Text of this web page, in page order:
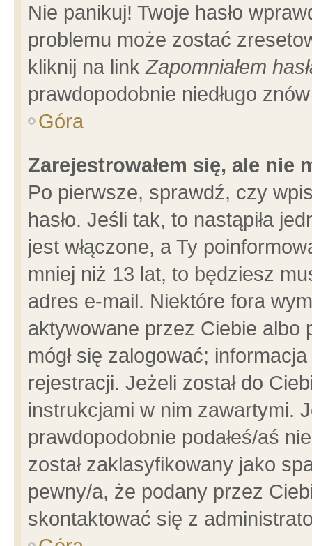
Nie panikuj! Twoje hasło
problemu może zostać
kliknij na linkZapomniałem
prawdopodobnie niedługo
Góra
Zarejestrowałem się, ale nie
Po pierwsze, sprawdź, czy
hasło. Jeśli tak, to nastąpiła
jest włączone, a Ty
mniej niż 13 lat, to będziesz
adres e-mail. Niektóre fora
aktywowane przez Ciebie albo
mógł się zalogować;
rejestracji. Jeżeli został do
instrukcjami w nim zawartymi.
prawdopodobnie podałeś/aś
został zaklasyfikowany jako
pewny/a, że podany przez
skontaktować się z